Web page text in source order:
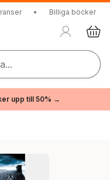
• Billiga böcker
upp till 50% →